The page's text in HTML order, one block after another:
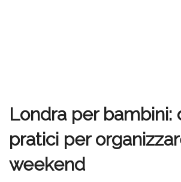
Londra per bambini:
pratici per
weekend